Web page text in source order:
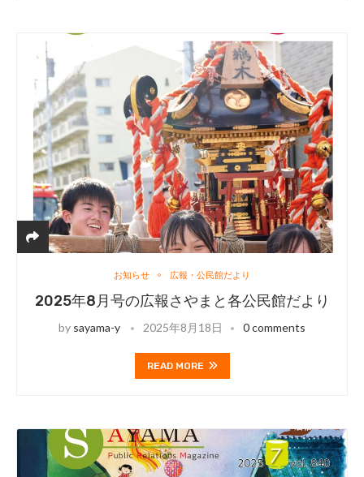
お知らせ 広報・公民館だより
2025年8月号の広報さやまと各公民館だより
by sayama-y 2025年8月18日 0 comments
READ MORE